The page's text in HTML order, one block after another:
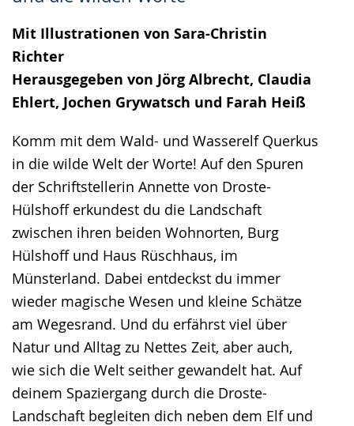
Mit Illustrationen von Sara-Christin
Richter
Herausgegeben von Jörg Albrecht, Claudia
Ehlert, Jochen Grywatsch und Farah Heiß
Komm mit dem Wald- und Wasserelf Querkus
in die wilde Welt der Worte! Auf den Spuren
der Schriftstellerin Annette von Droste-
Hülshoff erkundest du die Landschaft
zwischen ihren beiden Wohnorten, Burg
Hülshoff und Haus Rüschhaus, im
Münsterland. Dabei entdeckst du immer
wieder magische Wesen und kleine Schätze
am Wegesrand. Und du erfährst viel über
Natur und Alltag zu Nettes Zeit, aber auch,
wie sich die Welt seither gewandelt hat. Auf
deinem Spaziergang durch die Droste-
Landschaft begleiten dich neben dem Elf und